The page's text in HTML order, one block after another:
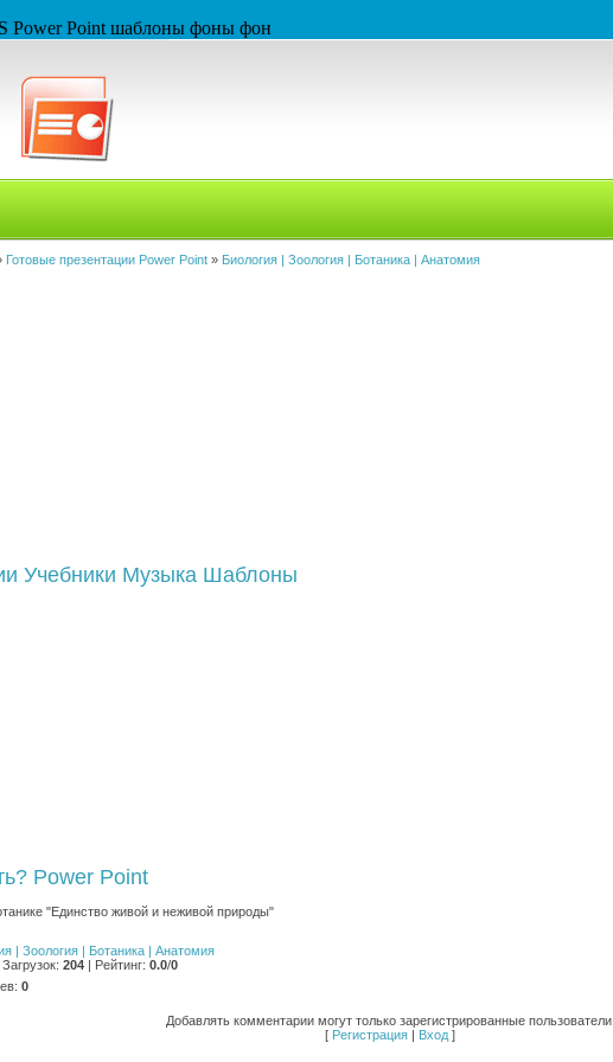
Power Point шаблоны фоны фон
Готовые презентации Power Point » Биология | Зоология | Ботаника | Анатомия
Учебники Музыка Шаблоны
Power Point
"Единство живой и неживой природы"
| Зоология | Ботаника | Анатомия
Загрузок: 204 | Рейтинг: 0.0/0
: 0
Добавлять комментарии могут только зарегистрированные пользователи.
[ Регистрация | Вход ]